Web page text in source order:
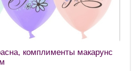
комплименты макарунс